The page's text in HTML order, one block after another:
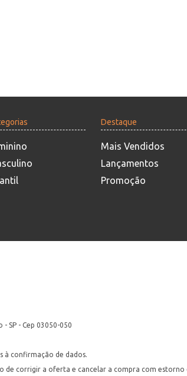
Destaque
Mais Vendidos
Lançamentos
Promoção
SP - Cep 03050-050
à confirmação de dados.
de corrigir a oferta e cancelar a compra com estorno